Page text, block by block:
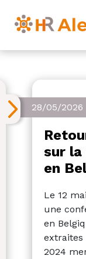
28/05/2026
sur la
en
Le 12
une
en
extraites
2024